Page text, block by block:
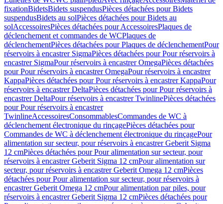
fixationBidetsBidets suspendusPièces détachées pour Bidets
suspendusBidets au solPièces détachées pour Bidets au
solAccessoiresPièces détachées pour AccessoiresPlaques de
déclenchement et commandes de WCPlaques de
déclenchementPièces détachées pour Plaques de déclenchementPour
réservoirs à encastrer SigmaPièces détachées pour Pour réservoirs à
encastrer SigmaPour réservoirs à encastrer OmegaPièces détachées
pour Pour réservoirs à encastrer OmegaPour réservoirs à encastrer
KappaPièces détachées pour Pour réservoirs à encastrer KappaPour
réservoirs à encastrer DeltaPièces détachées pour Pour réservoirs à
encastrer DeltaPour réservoirs à encastrer TwinlinePièces détachées
pour Pour réservoirs à encastrer
TwinlineAccessoiresConsommablesCommandes de WC à
déclenchement électronique du rinçagePièces détachées pour
Commandes de WC à déclenchement électronique du rinçagePour
alimentation sur secteur, pour réservoirs à encastrer Geberit Sigma
12 cmPièces détachées pour Pour alimentation sur secteur, pour
réservoirs à encastrer Geberit Sigma 12 cmPour alimentation sur
secteur, pour réservoirs à encastrer Geberit Omega 12 cmPièces
détachées pour Pour alimentation sur secteur, pour réservoirs à
encastrer Geberit Omega 12 cmPour alimentation par piles, pour
réservoirs à encastrer Geberit Sigma 12 cmPièces détachées pour